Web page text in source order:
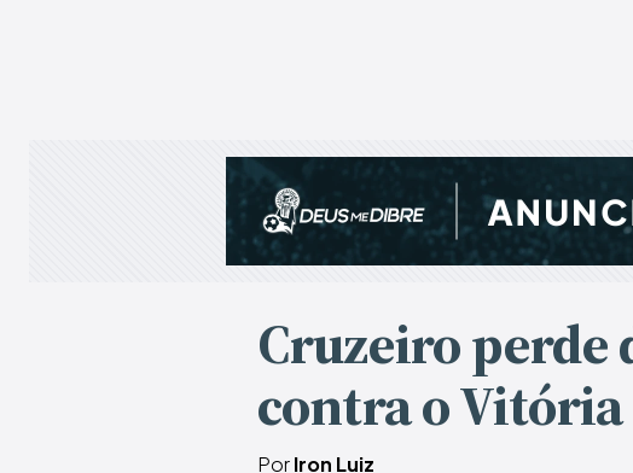
Cruzeiro perde
contra o Vitória
PorIron Luiz